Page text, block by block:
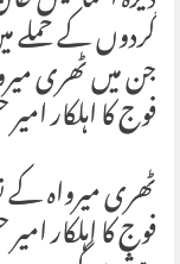
گردوں کے حملے میں 23 فوجی اہلکار جان کی
جن میں ٹھری
فوج کا اہلکار
ٹھری میرواہ
فوج کا اہلکار